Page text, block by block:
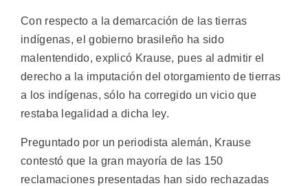
Con respecto a la demarcación de las tierras
indígenas, el gobierno brasileño ha sido
malentendido, explicó Krause, pues al admitir el
derecho a la imputación del otorgamiento de tierras
a los indígenas, sólo ha corregido un vicio que
restaba legalidad a dicha ley.
Preguntado por un periodista alemán, Krause
contestó que la gran mayoría de las 150
reclamaciones presentadas han sido rechazadas